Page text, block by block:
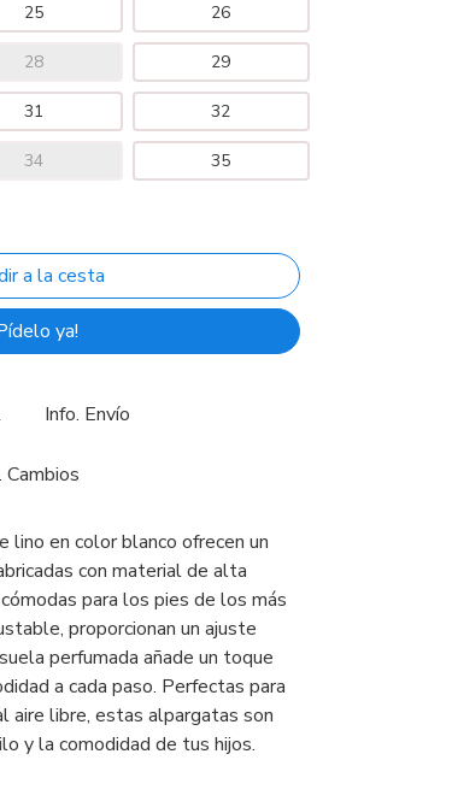
25 26
28 29
31 32
34 35
ya!
Info. Envío
Cambios
lino en color blanco ofrecen un
con material de alta
para los pies de los más
proporcionan un ajuste
perfumada añade un toque
a cada paso. Perfectas para
aire libre, estas alpargatas son
y la comodidad de tus hijos.